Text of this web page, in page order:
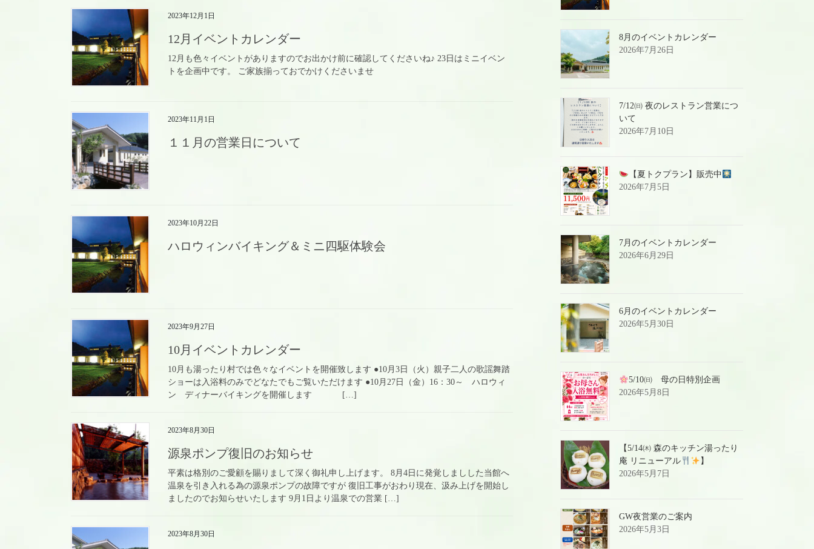
2023年12月1日
12月イベントカレンダー
12月も色々イベントがありますのでお出かけ前に確認してくださいね♪ 23日はミニイベン
トを企画中です。 ご家族揃っておでかけくださいませ
2023年11月1日
１１月の営業日について
2023年10月22日
ハロウィンバイキング＆ミニ四駆体験会
2023年9月27日
10月イベントカレンダー
10月も湯ったり村では色々なイベントを開催致します ●10月3日（火）親子二人の歌謡舞踏
ショーは入浴料のみでどなたでもご覧いただけます ●10月27日（金）16：30～ ハロウィ
ン ディナーバイキングを開催します […]
2023年8月30日
源泉ポンプ復旧のお知らせ
平素は格別のご愛顧を賜りまして深く御礼申し上げます。 8月4日に発覚しましした当館へ
温泉を引き入れる為の源泉ポンプの故障ですが 復旧工事がおわり現在、汲み上げを開始し
ましたのでお知らせいたします 9月1日より温泉での営業 […]
2023年8月30日
8月のイベントカレンダー
2026年7月26日
7/12㈰ 夜のレストラン営業につ
いて
2026年7月10日
【夏トクプラン】販売中
2026年7月5日
7月のイベントカレンダー
2026年6月29日
6月のイベントカレンダー
2026年5月30日
5/10㈰ 母の日特別企画
2026年5月8日
【5/14㈭ 森のキッチン湯ったり
庵 リニューアル
】
2026年5月7日
GW夜営業のご案内
2026年5月3日